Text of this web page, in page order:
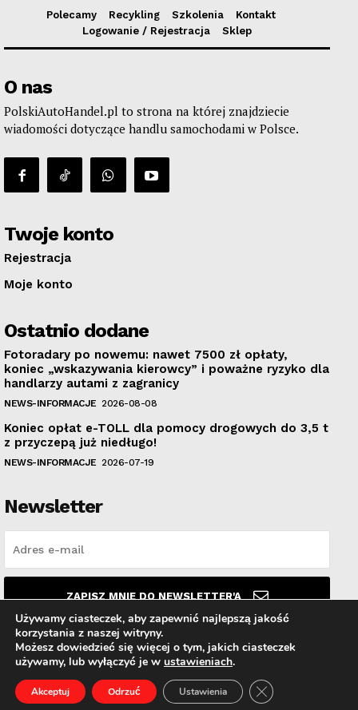
Polecamy Recykling Szkolenia
Kontakt
Logowanie / Rejestracja
Sklep
O nas
PolskiAutoHandel.pl to strona na której znajdziecie
wiadomości dotyczące handlu samochodami w Polsce.
Twoje konto
Rejestracja
Moje konto
Ostatnio dodane
Fotoradary po nowemu: nawet 7500 zł opłaty,
koniec „wskazywania kierowcy” i poważne ryzyko dla
handlarzy autami z zagranicy
NEWS-INFORMACJE 2026-08-08
Koniec opłat e-TOLL dla pomocy drogowych do 3,5 t
z przyczepą już niedługo!
NEWS-INFORMACJE 2026-07-19
Newsletter
ZAPISZ MNIE DO NEWSLETTER'A
Przeczytałem i akceptujęPolitykę prywatności
© PolskiAutoHandel.pl
Używamy ciasteczek, aby zapewnić najlepszą jakość
korzystania z naszej witryny.
Możesz dowiedzieć się więcej o tym, jakich ciasteczek
używamy, lub wyłączyć je w ustawieniach.
Akceptuj Odrzuć Ustawienia Zamknij panel